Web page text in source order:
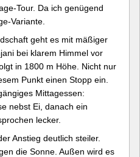
Tour. Da ich genügend
Variante.
geht es mit mäßiger
bei klarem Himmel vor
in 1800 m Höhe. Nicht nur
Punkt einen Stopp ein.
Mittagessen:
nebst Ei, danach ein
lecker.
Anstieg deutlich steiler.
die Sonne. Außen wird es